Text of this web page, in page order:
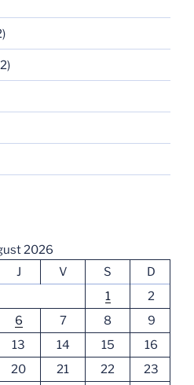
2026
J V S
D
1
2
6 7 8
9
13 14 15
16
20 21 22
23